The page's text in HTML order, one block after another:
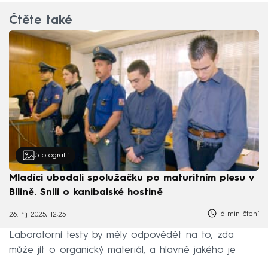
Čtěte také
5 fotografií
Mladíci ubodali spolužačku po maturitním plesu v
Bílině. Snili o kanibalské hostině
26. říj 2025, 12:25 6 min čtení
Laboratorní testy by měly odpovědět na to, zda
může jít o organický materiál, a hlavně jakého je